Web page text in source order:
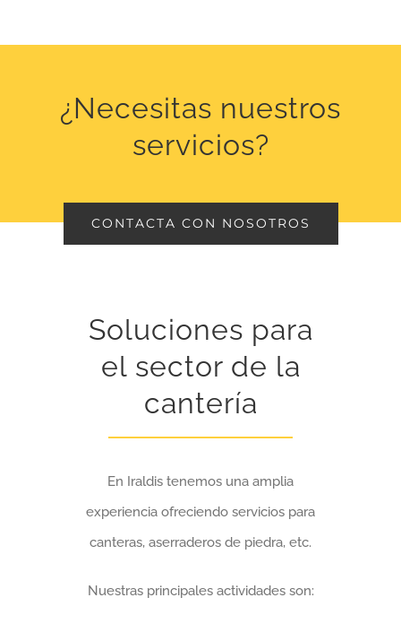
¿Necesitas nuestros
servicios?
CONTACTA CON NOSOTROS
Soluciones para
el sector de la
cantería
En Iraldis tenemos una amplia
experiencia ofreciendo servicios para
canteras, aserraderos de piedra, etc.
Nuestras principales actividades son: